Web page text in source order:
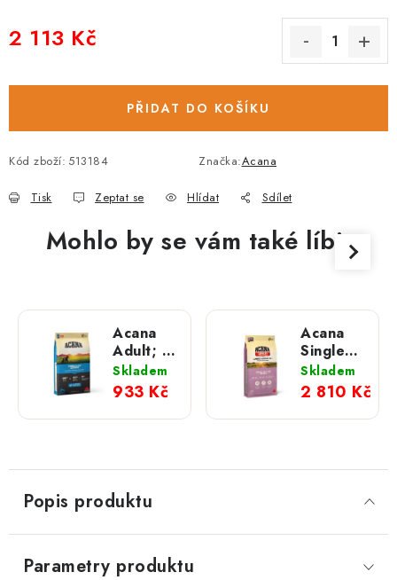
2 113 Kč
PŘIDAT DO KOŠÍKU
Kód zboží: 513184 Značka:Acana
Tisk Zeptat se Hlídat Sdílet
Mohlo by se vám také líbit
Acana
Adult; 6
kg
Skladem
933 Kč
Acana
Singles
Grass-
Fed
Lamb;
17 kg
Skladem
2 810 Kč
Popis produktu
Parametry produktu